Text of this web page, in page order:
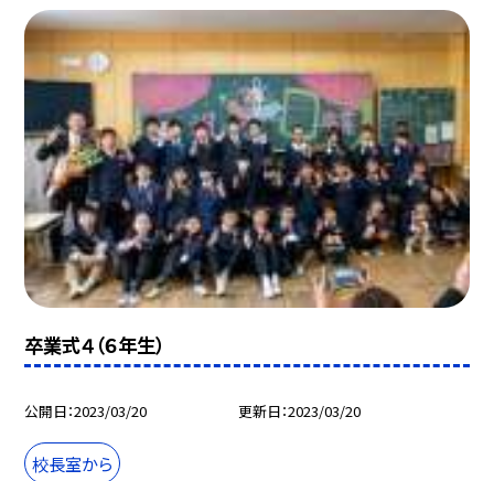
卒業式４（６年生）
公開日 2023/03/20 更新日 2023/03/20
校長室から